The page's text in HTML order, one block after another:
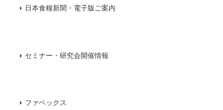
日本食糧新聞・電子版ご案内
セミナー・研究会開催情報
ファベックス